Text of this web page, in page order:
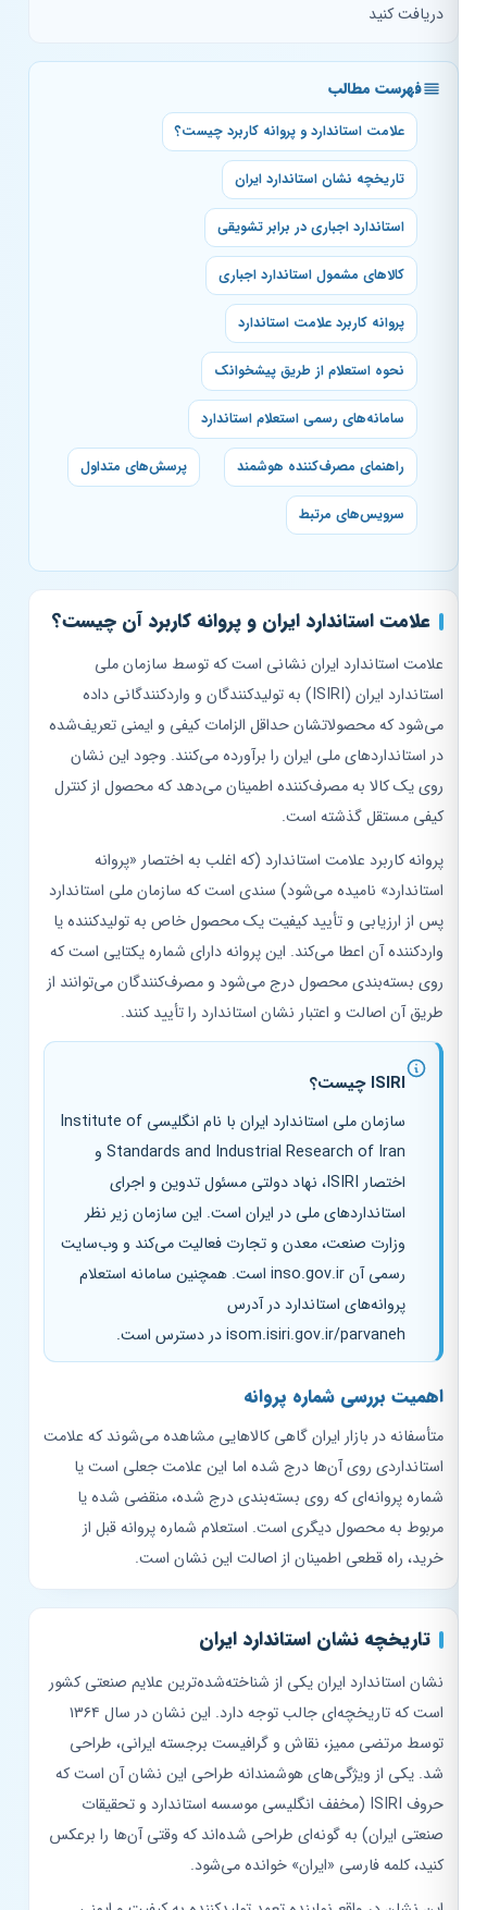
دریافت کنید
فهرست مطالب
علامت استاندارد و پروانه کاربرد چیست؟
تاریخچه نشان استاندارد ایران
استاندارد اجباری در برابر تشویقی
کالاهای مشمول استاندارد اجباری
پروانه کاربرد علامت استاندارد
نحوه استعلام از طریق پیشخوانک
سامانه‌های رسمی استعلام استاندارد
راهنمای مصرف‌کننده هوشمند پرسش‌های متداول
سرویس‌های مرتبط
علامت استاندارد ایران و پروانه کاربرد آن چیست؟
علامت استاندارد ایران نشانی است که توسط سازمان ملی
استاندارد ایران (ISIRI) به تولیدکنندگان و واردکنندگانی داده
می‌شود که محصولاتشان حداقل الزامات کیفی و ایمنی تعریف‌شده
در استانداردهای ملی ایران را برآورده می‌کنند. وجود این نشان
روی یک کالا به مصرف‌کننده اطمینان می‌دهد که محصول از کنترل
کیفی مستقل گذشته است.
پروانه کاربرد علامت استاندارد (که اغلب به اختصار «پروانه
استاندارد» نامیده می‌شود) سندی است که سازمان ملی استاندارد
پس از ارزیابی و تأیید کیفیت یک محصول خاص به تولیدکننده یا
واردکننده آن اعطا می‌کند. این پروانه دارای شماره یکتایی است که
روی بسته‌بندی محصول درج می‌شود و مصرف‌کنندگان می‌توانند از
طریق آن اصالت و اعتبار نشان استاندارد را تأیید کنند.
ISIRI چیست؟
سازمان ملی استاندارد ایران با نام انگلیسی Institute of
Standards and Industrial Research of Iran و
اختصار ISIRI، نهاد دولتی مسئول تدوین و اجرای
استانداردهای ملی در ایران است. این سازمان زیر نظر
وزارت صنعت، معدن و تجارت فعالیت می‌کند و وب‌سایت
رسمی آن inso.gov.ir است. همچنین سامانه استعلام
پروانه‌های استاندارد در آدرس
isom.isiri.gov.ir/parvaneh در دسترس است.
اهمیت بررسی شماره پروانه
متأسفانه در بازار ایران گاهی کالاهایی مشاهده می‌شوند که علامت
استانداردی روی آن‌ها درج شده اما این علامت جعلی است یا
شماره پروانه‌ای که روی بسته‌بندی درج شده، منقضی شده یا
مربوط به محصول دیگری است. استعلام شماره پروانه قبل از
خرید، راه قطعی اطمینان از اصالت این نشان است.
تاریخچه نشان استاندارد ایران
نشان استاندارد ایران یکی از شناخته‌شده‌ترین علایم صنعتی کشور
است که تاریخچه‌ای جالب توجه دارد. این نشان در سال ۱۳۶۴
توسط مرتضی ممیز، نقاش و گرافیست برجسته ایرانی، طراحی
شد. یکی از ویژگی‌های هوشمندانه طراحی این نشان آن است که
حروف ISIRI (مخفف انگلیسی موسسه استاندارد و تحقیقات
صنعتی ایران) به گونه‌ای طراحی شده‌اند که وقتی آن‌ها را برعکس
کنید، کلمه فارسی «ایران» خوانده می‌شود.